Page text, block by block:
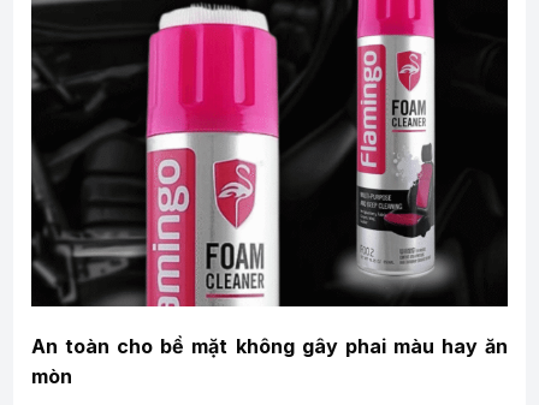
An toàn cho bề mặt không gây phai màu hay ăn
mòn